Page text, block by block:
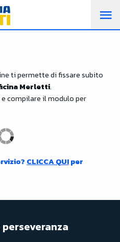
ti permette di fissare subito
Merletti.
compilare il modulo per
CLICCA QUIper